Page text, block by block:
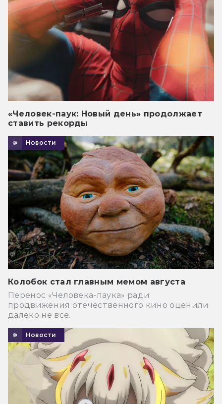
«Человек-паук: Новый день» продолжает
ставить рекорды
Новости
Колобок стал главным мемом августа
Перенос «Человека-паука» ради
продвижения отечественного кино оценили
далеко не все.
Новости